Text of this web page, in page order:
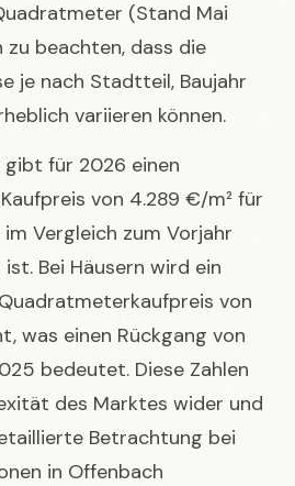
(Stand Mai
zu beachten, dass die
je nach Stadtteil, Baujahr
variieren können.
gibt für 2026 einen
von 4.289 €/m² für
Vergleich zum Vorjahr
Bei Häusern wird ein
von
was einen Rückgang von
bedeutet. Diese Zahlen
des Marktes wider und
Betrachtung bei
in Offenbach